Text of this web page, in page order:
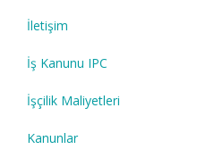
İletişim
İş Kanunu IPC
İşçilik Maliyetleri
Kanunlar